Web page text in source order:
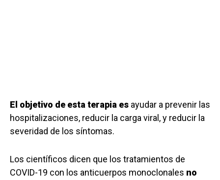
El objetivo de esta terapia es ayudar a prevenir las
hospitalizaciones, reducir la carga viral, y reducir la
severidad de los síntomas.
Los científicos dicen que los tratamientos de
COVID-19 con los anticuerpos monoclonales no